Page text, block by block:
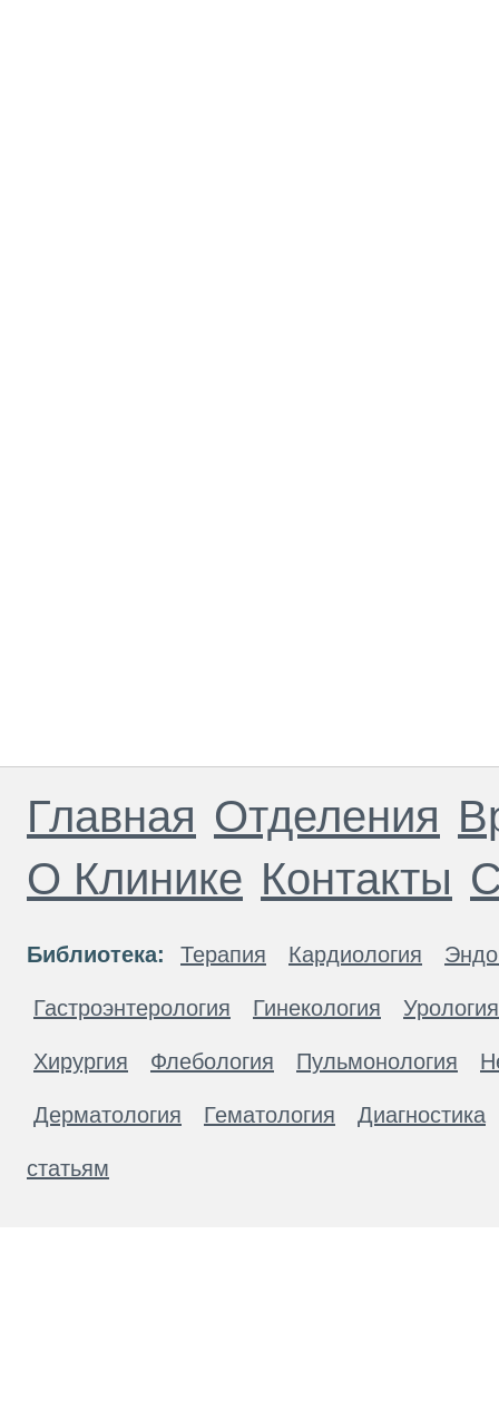
Главная Отделения
О Клинике Контакты
Библиотека: Терапия Кардиология
Гастроэнтерология Гинекология Урология
Хирургия Флебология Пульмонология
Дерматология Гематология Диагностика
статьям